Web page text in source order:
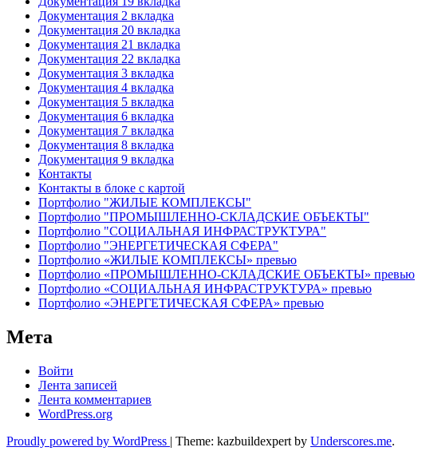
Документация 2 вкладка
Документация 20 вкладка
Документация 21 вкладка
Документация 22 вкладка
Документация 3 вкладка
Документация 4 вкладка
Документация 5 вкладка
Документация 6 вкладка
Документация 7 вкладка
Документация 8 вкладка
Документация 9 вкладка
Контакты
Контакты в блоке с картой
Портфолио "ЖИЛЫЕ КОМПЛЕКСЫ"
Портфолио "ПРОМЫШЛЕННО-СКЛАДСКИЕ ОБЪЕКТЫ"
Портфолио "СОЦИАЛЬНАЯ ИНФРАСТРУКТУРА"
Портфолио "ЭНЕРГЕТИЧЕСКАЯ СФЕРА"
Портфолио «ЖИЛЫЕ КОМПЛЕКСЫ» превью
Портфолио «ПРОМЫШЛЕННО-СКЛАДСКИЕ ОБЪЕКТЫ» превью
Портфолио «СОЦИАЛЬНАЯ ИНФРАСТРУКТУРА» превью
Портфолио «ЭНЕРГЕТИЧЕСКАЯ СФЕРА» превью
Мета
Войти
Лента записей
Лента комментариев
WordPress.org
Proudly powered by WordPress | Theme: kazbuildexpert by Underscores.me.